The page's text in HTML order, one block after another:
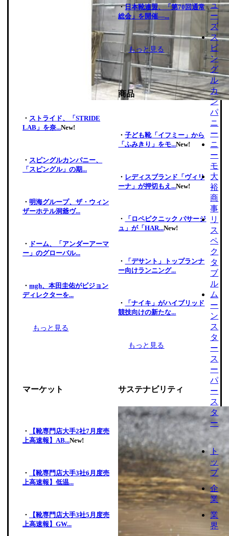
・ ストライド、「STRIDE
LAB」を奈...New!
・ スピングルカンパニー、
「スピングル」の期...
・ 明海グループ、ザ・ウィン
ザーホテル洞爺ヴ...
・ ドーム、「アンダーアーマ
ー」のグローバル...
・mgh、本田圭佑がビジョン
ディレクターを...
もっと見る
・日本靴連盟、「第70回通常
総会」を開催―...
もっと見る
商品
・子ども靴「イフミー」から
「ふみきり」をモ...New!
・ レディスブランド「ヴィリ
ーナ」が押切もえ...New!
・
「ロペピクニック パサージ
ュ」が「HAR...New!
・
「デサント」トップランナ
ー向けランニング...
・
「ナイキ」がハイブリッド
競技向けの新たな...
もっと見る
マーケット
・
【靴専門店大手2社7月度売
上高速報】AB...New!
・
【靴専門店大手3社6月度売
上高速報】低温...
・
【靴専門店大手3社5月度売
上高速報】GW...
サステナビリティ
ュ
ー
ズ
ス
ピ
ン
グ
ル
カ
ン
パ
ニ
ー
ニ
ー
モ
大
裕
商
事
リ
ス
ペ
ク
タ
ブ
ル
ム
ー
ン
ス
タ
ー
ス
ー
パ
ー
ス
タ
ー
ト
ッ
プ
企
業
業
界